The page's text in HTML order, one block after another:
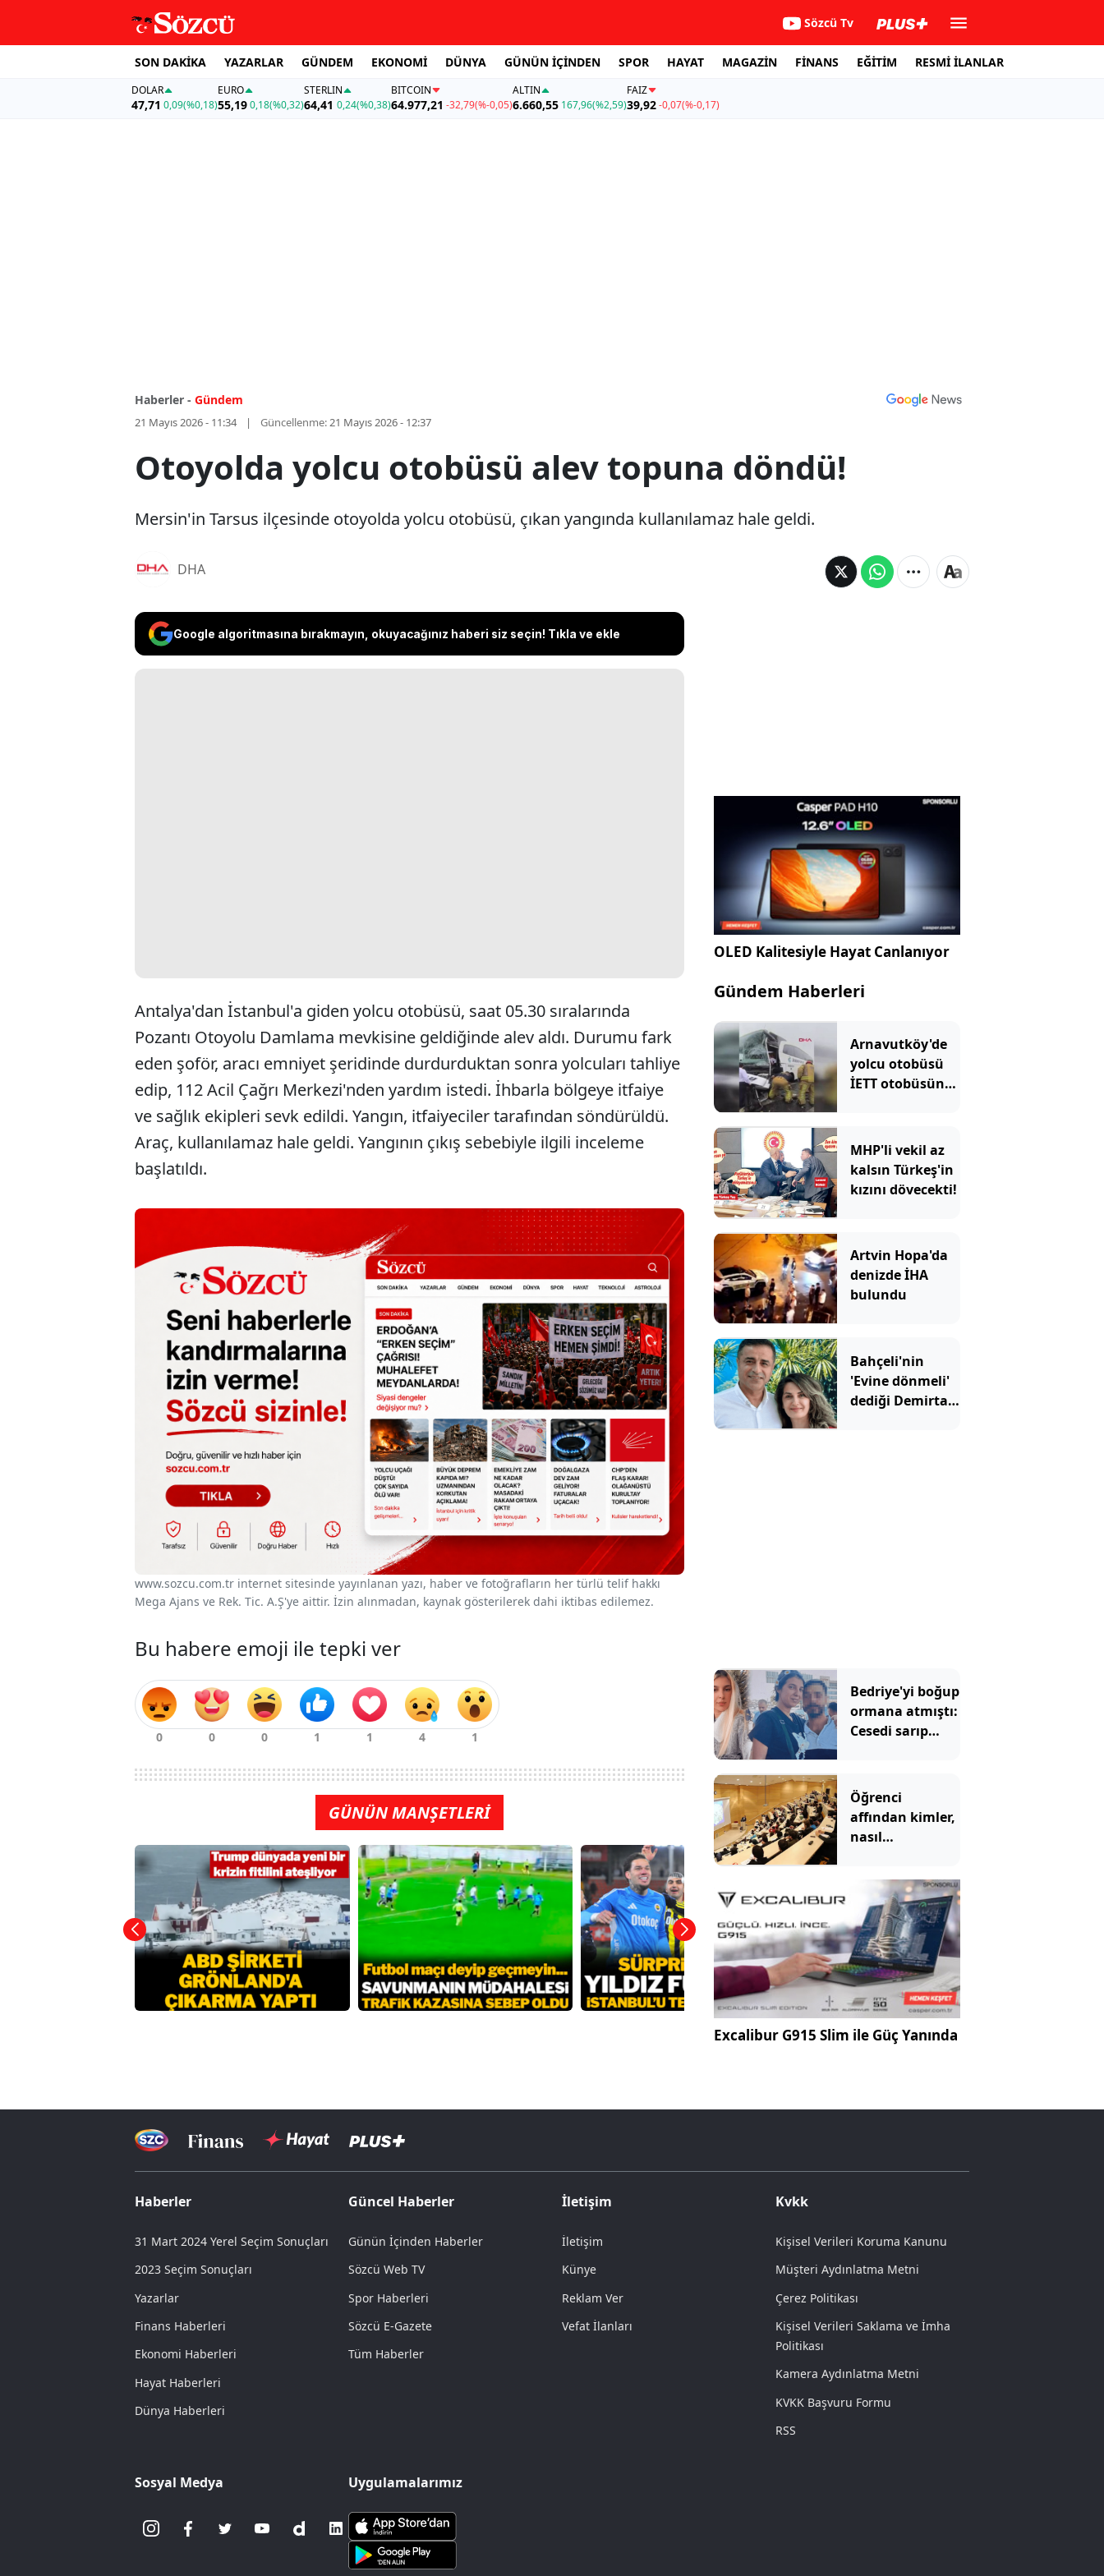
Sözcü Tv
SON DAKİKA YAZARLAR GÜNDEM EKONOMİ DÜNYA GÜNÜN İÇİNDEN SPOR HAYAT MAGAZİN FİNANS EĞİTİM RESMİ İLANLAR
DOLAR
47,71 0,09(%0,18)
EURO
55,19 0,18(%0,32)
STERLIN
64,41 0,24(%0,38)
BITCOIN
64.977,21 -32,79(%-0,05)
ALTIN
6.660,55 167,96(%2,59)
FAİZ
39,92-0,07(%-0,17)
Haberler - Gündem
21 Mayıs 2026 - 11:34 Güncellenme:21 Mayıs 2026 - 12:37
Otoyolda yolcu otobüsü alev topuna döndü!
Mersin'in Tarsus ilçesinde otoyolda yolcu otobüsü, çıkan yangında kullanılamaz hale geldi.
DHA
Google algoritmasına bırakmayın, okuyacağınız haberi siz seçin! Tıkla ve ekle
Antalya'dan İstanbul'a giden yolcu otobüsü, saat 05.30 sıralarında
Pozantı Otoyolu Damlama mevkisine geldiğinde alev aldı. Durumu fark
eden şoför, aracı emniyet şeridinde durdurduktan sonra yolcuları tahliye
edip, 112 Acil Çağrı Merkezi'nden yardım istedi. İhbarla bölgeye itfaiye
ve sağlık ekipleri sevk edildi. Yangın, itfaiyeciler tarafından söndürüldü.
Araç, kullanılamaz hale geldi. Yangının çıkış sebebiyle ilgili inceleme
başlatıldı.
www.sozcu.com.tr internet sitesinde yayınlanan yazı, haber ve fotoğrafların her türlü telif hakkı
Mega Ajans ve Rek. Tic. A.Ş'ye aittir. İzin alınmadan, kaynak gösterilerek dahi iktibas edilemez.
Bu habere emoji ile tepki ver
GÜNÜN MANŞETLERİ
OLED Kalitesiyle Hayat Canlanıyor
Gündem Haberleri
Arnavutköy'de
yolcu otobüsü
İETT otobüsüne
MHP'li vekil az
kalsın Türkeş'in
kızını dövecekti!
Artvin Hopa'da
denizde İHA
bulundu
Bahçeli'nin
'Evine dönmeli'
dediği Demirtaş
Bedriye'yi boğup
ormana atmıştı:
Cesedi sarıp
etmiş
Öğrenci
affından kimler,
nasıl
İşte detaylar
Excalibur G915 Slim ile Güç Yanında
Haberler
31 Mart 2024 Yerel Seçim Sonuçları
2023 Seçim Sonuçları
Yazarlar
Finans Haberleri
Ekonomi Haberleri
Hayat Haberleri
Dünya Haberleri
Güncel Haberler
Günün İçinden Haberler
Sözcü Web TV
Spor Haberleri
Sözcü E-Gazete
Tüm Haberler
İletişim
İletişim
Künye
Reklam Ver
Vefat İlanları
Kvkk
Kişisel Verileri Koruma Kanunu
Müşteri Aydınlatma Metni
Çerez Politikası
Kişisel Verileri Saklama ve İmha
Politikası
Kamera Aydınlatma Metni
KVKK Başvuru Formu
RSS
Sosyal Medya Uygulamalarımız